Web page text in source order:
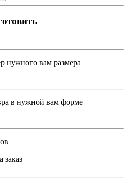
нужного вам размера
в нужной вам форме
заказ